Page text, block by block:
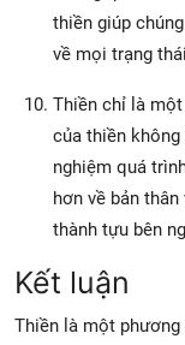
thiền giúp
về mọi trạng
Thiền chỉ là
của thiền
nghiệm quá
hơn về bản
thành tựu bên
Kết luận
Thiền là một